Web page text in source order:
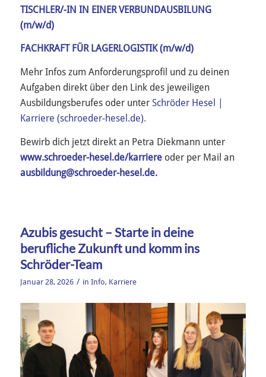
TISCHLER/-IN IN EINER VERBUNDAUSBILUNG
(m/w/d)
FACHKRAFT FÜR LAGERLOGISTIK (m/w/d)
Mehr Infos zum Anforderungsprofil und zu deinen
Aufgaben direkt über den Link des jeweiligen
Ausbildungsberufes oder unter Schröder Hesel |
Karriere (schroeder-hesel.de).
Bewirb dich jetzt direkt an Petra Diekmann unter
www.schroeder-hesel.de/karriere oder per Mail an
ausbildung@schroeder-hesel.de.
Azubis gesucht – Starte in deine
berufliche Zukunft und komm ins
Schröder-Team
Januar 28, 2026 / in Info, Karriere